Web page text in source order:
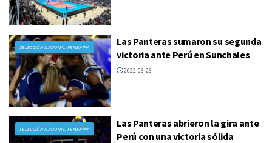
SELECCIÓN NACIONAL FEMENINA
Las Panteras sumaron su segunda
victoria ante Perú en Sunchales
2022-06-26
SELECCIÓN NACIONAL FEMENINA
Las Panteras abrieron la gira ante
Perú con una victoria sólida